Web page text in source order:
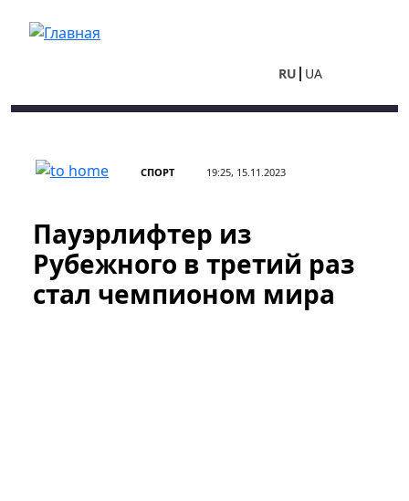
RU UA
СПОРТ 19:25, 15.11.2023
Пауэрлифтер из
Рубежного в третий раз
стал чемпионом мира